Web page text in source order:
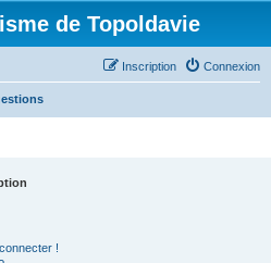
de Topoldavie
Connexion
Inscription
!